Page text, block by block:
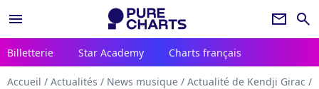
menu newsletter search
Billetterie Star Academy Charts français
Accueil / Actualités / News musique / Actualité de Kendji Girac /